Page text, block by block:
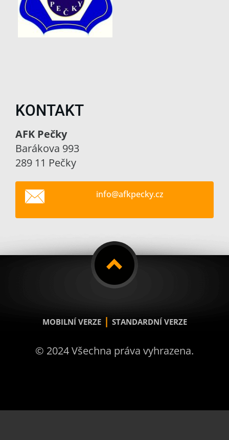
KONTAKT
AFK Pečky
Barákova 993
289 11 Pečky
info@afkpecky.cz
MOBILNÍ VERZE | STANDARDNÍ VERZE
© 2024 Všechna práva vyhrazena.